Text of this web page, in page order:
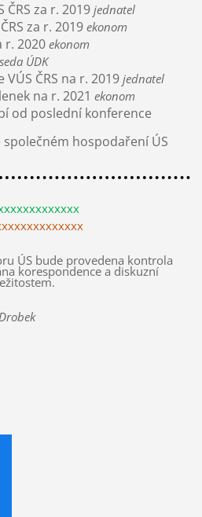
za r. 2019 jednatel
za r. 2019 ekonom
r. 2020ekonom
ÚDK
ČRS na r. 2019 jednatel
na r. 2021 ekonom
od poslední konference
společném hospodaření ÚS
ÚS bude provedena kontrola
korespondence a diskuzní